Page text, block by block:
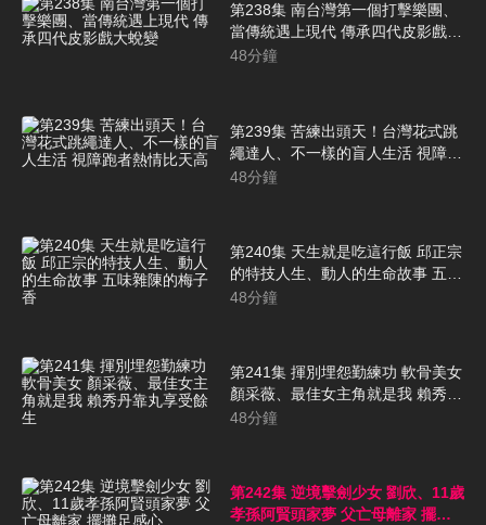
第238集 南台灣第一個打擊樂團、
當傳統遇上現代 傳承四代皮影戲大
蛻變
48分鐘
第239集 苦練出頭天！台灣花式跳
繩達人、不一樣的盲人生活 視障跑
者熱情比天高
48分鐘
第240集 天生就是吃這行飯 邱正宗
的特技人生、動人的生命故事 五味
雜陳的梅子香
48分鐘
第241集 揮別埋怨勤練功 軟骨美女
顏采薇、最佳女主角就是我 賴秀丹
靠丸享受餘生
48分鐘
第242集 逆境擊劍少女 劉欣、11歲
孝孫阿賢頭家夢 父亡母離家 擺攤